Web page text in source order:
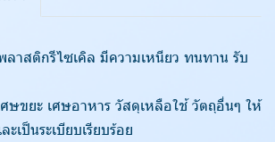
ลาสติกรีไซเคิล มีความเหนียว ทนทาน รับ
ษขยะ เศษอาหาร วัสดุเหลือใช้ วัตถุอื่นๆ ให้
เป็นระเบียบเรียบร้อย